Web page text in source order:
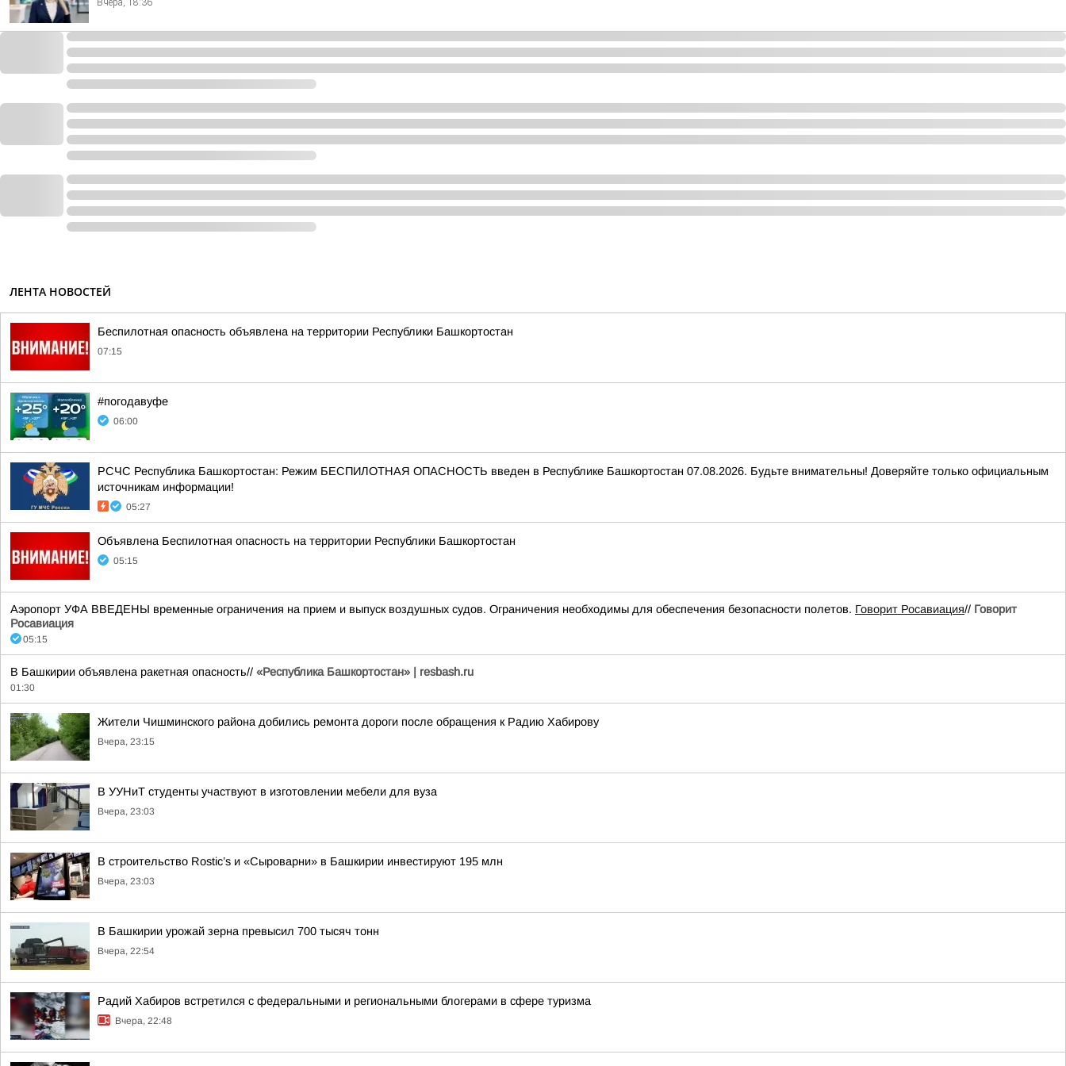
Вчера, 18:36
ЛЕНТА НОВОСТЕЙ
Беспилотная опасность объявлена на территории Республики Башкортостан
07:15
#погодавуфе
06:00
РСЧС Республика Башкортостан: Режим БЕСПИЛОТНАЯ ОПАСНОСТЬ введен в Республике Башкортостан 07.08.2026. Будьте внимательны! Доверяйте только официальным
источникам информации!
05:27
Объявлена Беспилотная опасность на территории Республики Башкортостан
05:15
Аэропорт УФА ВВЕДЕНЫ временные ограничения на прием и выпуск воздушных судов. Ограничения необходимы для обеспечения безопасности полетов. Говорит Росавиация// Говорит
Росавиация
05:15
В Башкирии объявлена ракетная опасность// «Республика Башкортостан» | resbash.ru
01:30
Жители Чишминского района добились ремонта дороги после обращения к Радию Хабирову
Вчера, 23:15
В УУНиТ студенты участвуют в изготовлении мебели для вуза
Вчера, 23:03
В строительство Rostic’s и «Сыроварни» в Башкирии инвестируют 195 млн
Вчера, 23:03
В Башкирии урожай зерна превысил 700 тысяч тонн
Вчера, 22:54
Радий Хабиров встретился с федеральными и региональными блогерами в сфере туризма
Вчера, 22:48